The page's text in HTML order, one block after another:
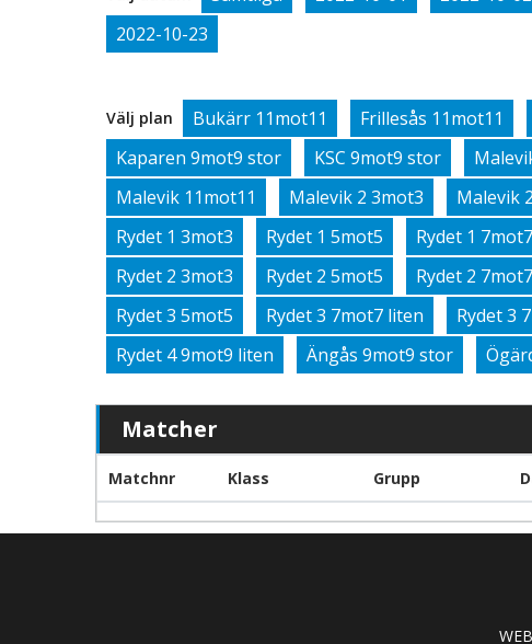
2022-10-23
Välj plan Bukärr 11mot11 Frillesås 11mot11
Kaparen 9mot9 stor
KSC 9mot9 stor
Malevik 11mot11
Malevik 2 3mot3 Malevik
Rydet 1 3mot3
Rydet 1 5mot5 Rydet 1
Rydet 2 3mot3
Rydet 2 5mot5 Rydet 2
Rydet 3 5mot5
Rydet 3 7mot7 liten Rydet 3
Rydet 4 9mot9 liten
Ängås 9mot9 stor
Matcher
Matchnr Klass Grupp